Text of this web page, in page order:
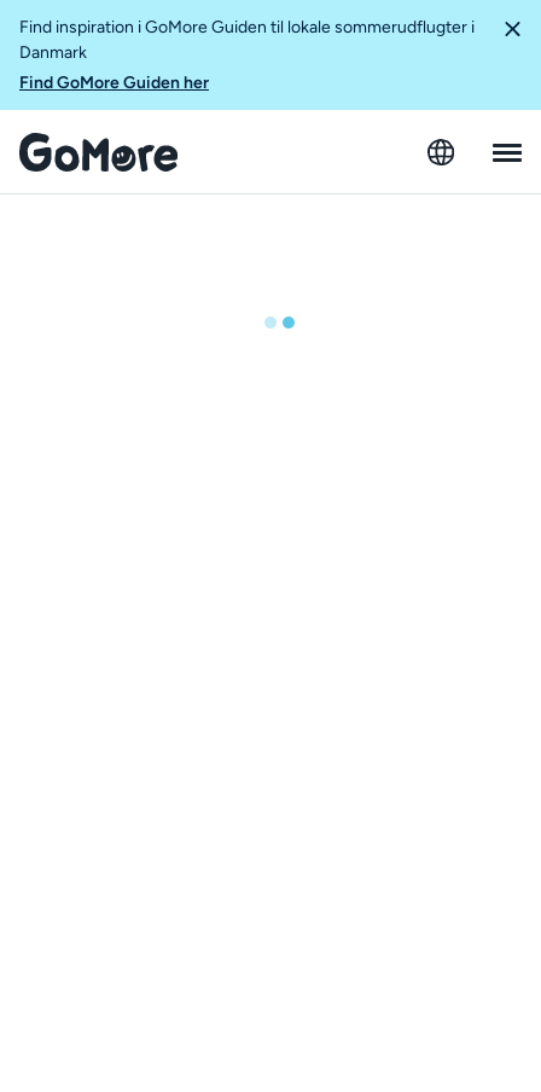
Find inspiration i GoMore Guiden til lokale sommerudflugter i
Danmark
Find GoMore Guiden her